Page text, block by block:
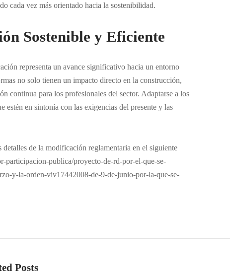
cada vez más orientado hacia la sostenibilidad.
Sostenible y Eficiente
representa un avance significativo hacia un entorno
no solo tienen un impacto directo en la construcción,
continua para los profesionales del sector. Adaptarse a los
estén en sintonía con las exigencias del presente y las
de la modificación reglamentaria en el siguiente
participacion-publica/proyecto-de-rd-por-el-que-se-
y-la-orden-viv17442008-de-9-de-junio-por-la-que-se-
Posts